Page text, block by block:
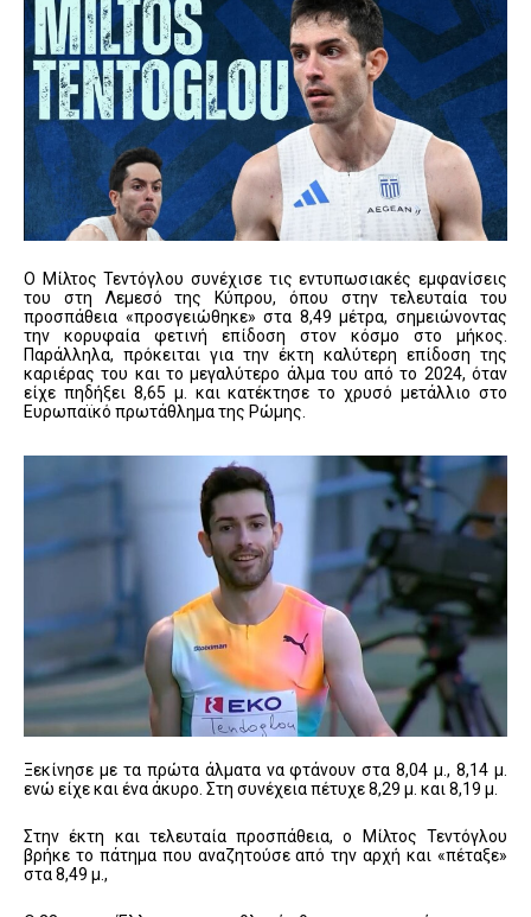
Ο Μίλτος Τεντόγλου συνέχισε τις εντυπωσιακές εμφανίσεις
του στη Λεμεσό της Κύπρου, όπου στην τελευταία του
προσπάθεια «προσγειώθηκε» στα 8,49 μέτρα, σημειώνοντας
την κορυφαία φετινή επίδοση στον κόσμο στο μήκος.
Παράλληλα, πρόκειται για την έκτη καλύτερη επίδοση της
καριέρας του και το μεγαλύτερο άλμα του από το 2024, όταν
είχε πηδήξει 8,65 μ. και κατέκτησε το χρυσό μετάλλιο στο
Ευρωπαϊκό πρωτάθλημα της Ρώμης.
Ξεκίνησε με τα πρώτα άλματα να φτάνουν στα 8,04 μ., 8,14 μ.
ενώ είχε και ένα άκυρο. Στη συνέχεια πέτυχε 8,29 μ. και 8,19 μ.
Στην έκτη και τελευταία προσπάθεια, ο Μίλτος Τεντόγλου
βρήκε το πάτημα που αναζητούσε από την αρχή και «πέταξε»
στα 8,49 μ.,